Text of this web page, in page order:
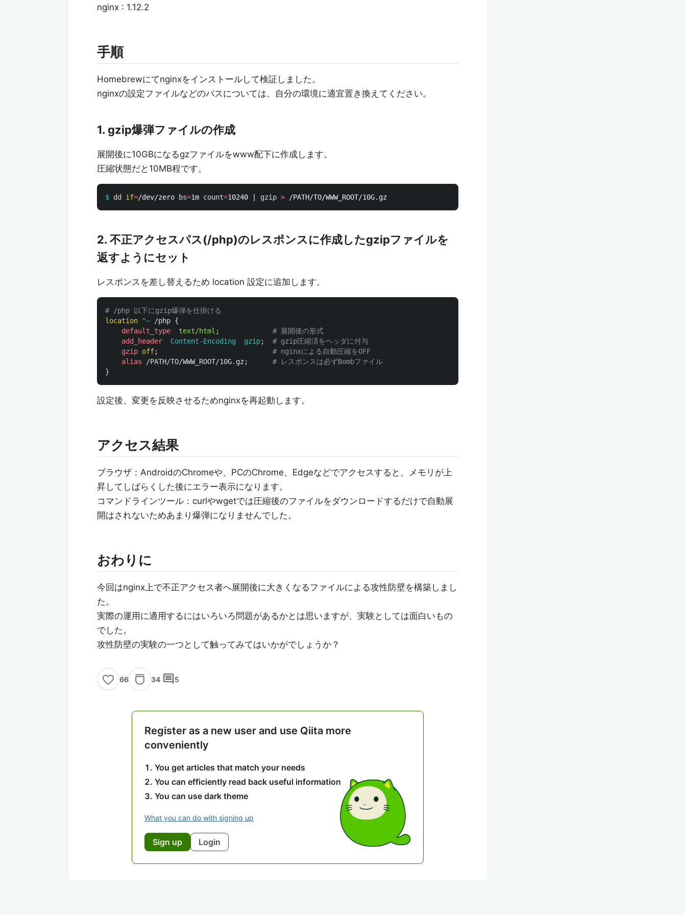
nginx : 1.12.2
手順
Homebrewにてnginxをインストールして検証しました。
nginxの設定ファイルなどのパスについては、自分の環境に適宜置き換えてください。
1. gzip爆弾ファイルの作成
展開後に10GBになるgzファイルをwww配下に作成します。
圧縮状態だと10MB程です。
$ dd if=/dev/zero bs=1m count=10240 | gzip >
2. 不正アクセスパス(/php)のレスポンスに作成したgzipファイルを
返すようにセット
レスポンスを差し替えるため location 設定に追加します。
# /php 以下にgzip爆弾を仕掛ける
location ^~ /php {
default_type
text/html ;
# 展開後の形式
add_header
Content-Encoding gzip;
# gzip圧縮済をヘッダに付与
gzip off;
# nginxによる自動圧縮をOFF
alias
/PATH/TO/WWW_ROOT/10G.gz ;
# レスポンスは必ずBombファイル
}
設定後、変更を反映させるためnginxを再起動します。
アクセス結果
ブラウザ：AndroidのChromeや、PCのChrome、Edgeなどでアクセスすると、メモリが上
昇してしばらくした後にエラー表示になります。
コマンドラインツール：curlやwgetでは圧縮後のファイルをダウンロードするだけで自動展
開はされないためあまり爆弾になりませんでした。
おわりに
今回はnginx上で不正アクセス者へ展開後に大きくなるファイルによる攻性防壁を構築しまし
た。
実際の運用に適用するにはいろいろ問題があるかとは思いますが、実験としては面白いもの
でした。
攻性防壁の実験の一つとして触ってみてはいかがでしょうか？
66 34 comment5
Register as a new user and use Qiita more
conveniently
You get articles that match your needs
You can efficiently read back useful information
You can use dark theme
What you can do with signing up
Sign up Login